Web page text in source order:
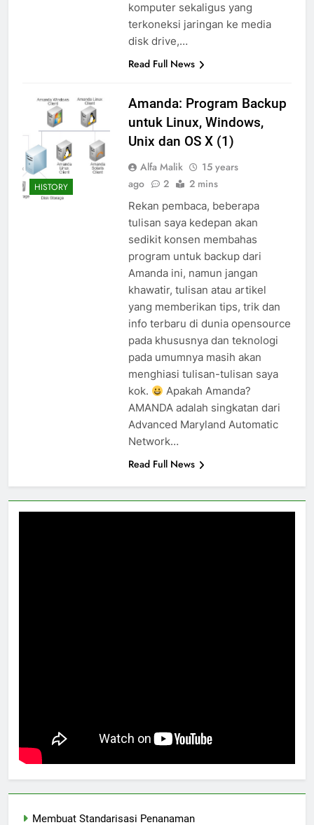
komputer sekaligus yang
terkoneksi jaringan ke media
disk drive,…
Read Full News
HISTORY
Amanda: Program Backup
untuk Linux, Windows,
Unix dan OS X (1)
Alfa Malik
15 years
ago
2 2 mins
Rekan pembaca, beberapa
tulisan saya kedepan akan
sedikit konsen membahas
program untuk backup dari
Amanda ini, namun jangan
khawatir, tulisan atau artikel
yang memberikan tips, trik dan
info terbaru di dunia opensource
pada khususnya dan teknologi
pada umumnya masih akan
menghiasi tulisan-tulisan saya
kok.
Apakah Amanda?
AMANDA adalah singkatan dari
Advanced Maryland Automatic
Network…
Read Full News
Membuat Standarisasi Penanaman